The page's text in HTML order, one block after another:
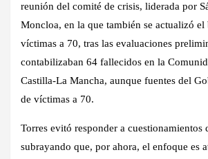
reunión del comité de crisis, liderada por
Moncloa, en la que también se actualizó
víctimas a 70, tras las evaluaciones
contabilizaban 64 fallecidos en la
Castilla-La Mancha, aunque fuentes del
de víctimas a 70.
Torres evitó responder a cuestionamientos
subrayando que, por ahora, el enfoque es